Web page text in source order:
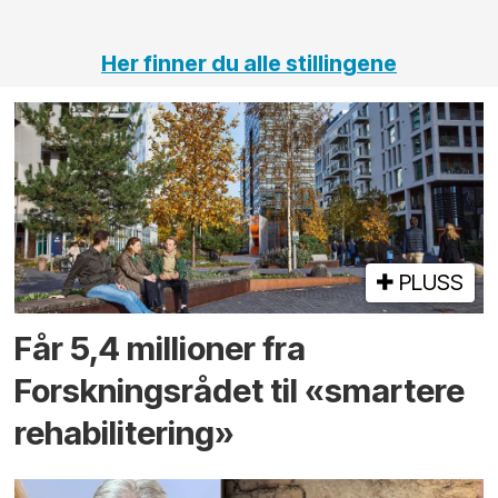
Her finner du alle stillingene
PLUSS
Får 5,4 millioner fra
Forskningsrådet til «smartere
rehabilitering»